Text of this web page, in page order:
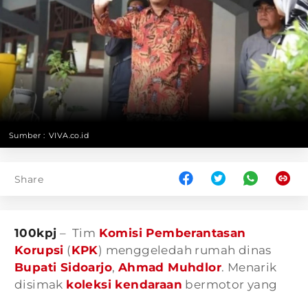
Sumber : VIVA.co.id
Share
100kpj – Tim Komisi Pemberantasan
Korupsi (KPK) menggeledah rumah dinas
Bupati Sidoarjo, Ahmad Muhdlor. Menarik
disimak koleksi kendaraan bermotor yang